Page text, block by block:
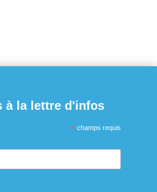
à la lettre d'infos
* champs requis